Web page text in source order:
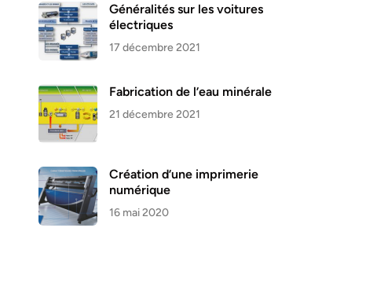
Généralités sur les voitures
électriques
17 décembre 2021
Fabrication de l’eau minérale
21 décembre 2021
Création d’une imprimerie
numérique
16 mai 2020